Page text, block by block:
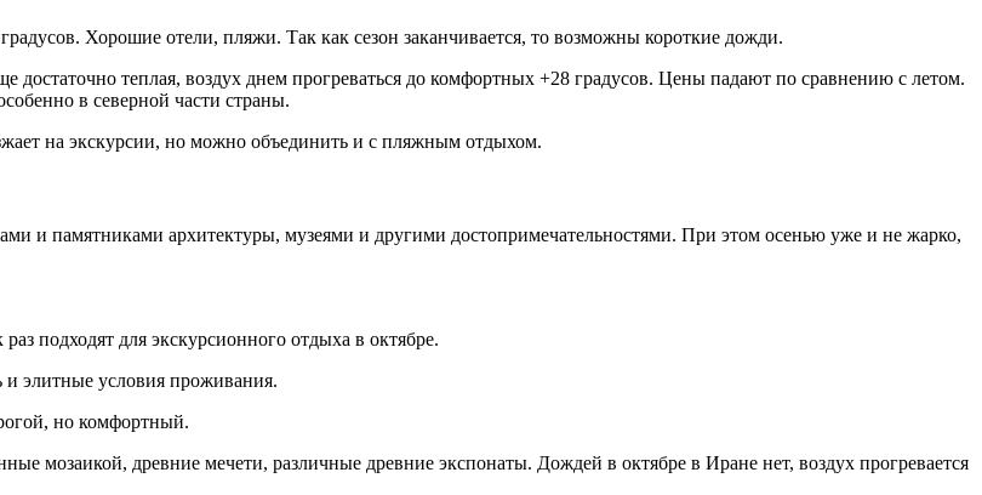
Хорошие отели, пляжи. Так как сезон заканчивается, то возможны короткие дожди.
теплая, воздух днем прогреваться до комфортных +28 градусов. Цены падают по сравнению с летом.
в северной части страны.
на экскурсии, но можно объединить и с пляжным отдыхом.
и памятниками архитектуры, музеями и другими достопримечательностями. При этом осенью уже и не жарко,
подходят для экскурсионного отдыха в октябре.
и элитные условия проживания.
но комфортный.
мозаикой, древние мечети, различные древние экспонаты. Дождей в октябре в Иране нет, воздух прогревается